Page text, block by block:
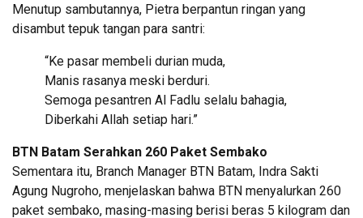
Menutup sambutannya, Pietra berpantun ringan yang
disambut tepuk tangan para santri:
“Ke pasar membeli durian muda,
Manis rasanya meski berduri.
Semoga pesantren Al Fadlu selalu bahagia,
Diberkahi Allah setiap hari.”
BTN Batam Serahkan 260 Paket Sembako
Sementara itu, Branch Manager BTN Batam, Indra Sakti
Agung Nugroho, menjelaskan bahwa BTN menyalurkan 260
paket sembako, masing-masing berisi beras 5 kilogram dan